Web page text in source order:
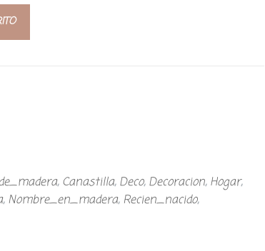
, Canastilla, Deco, Decoracion, Hogar,
, Nombre_en_madera, Recien_nacido,